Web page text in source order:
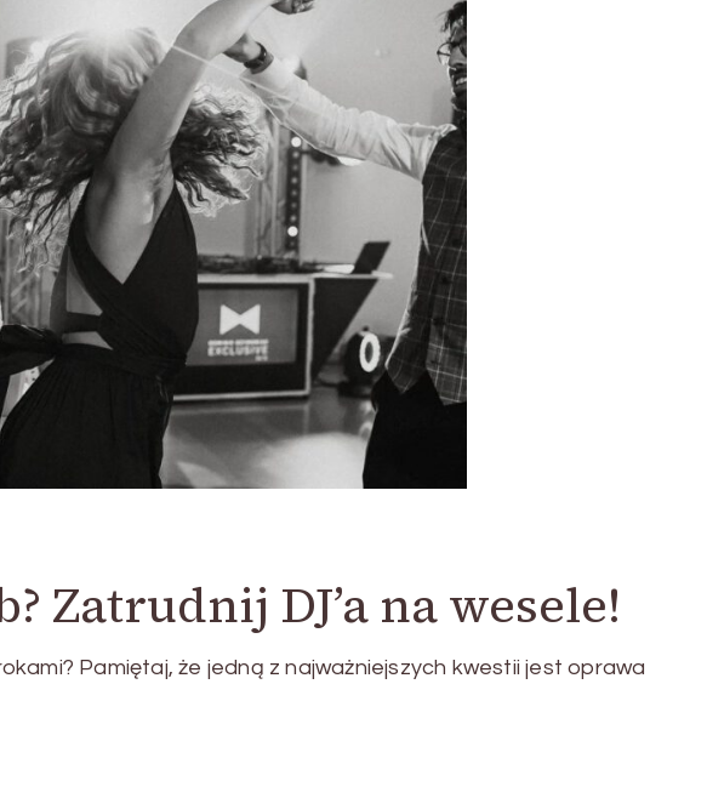
Zatrudnij DJ’a na wesele!
Pamiętaj, że jedną z najważniejszych kwestii jest oprawa